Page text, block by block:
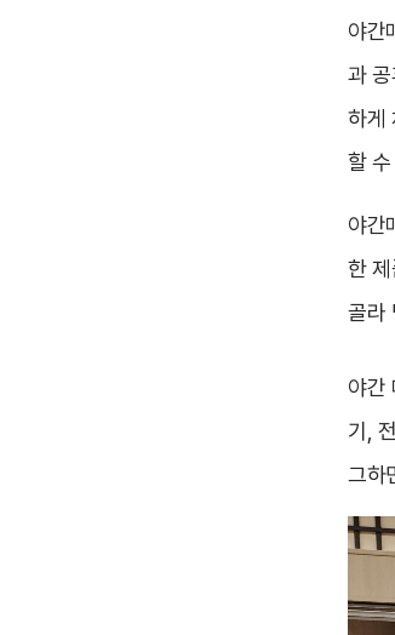
야간
과
하게
할
야간
한
골라
야간
기,
그하